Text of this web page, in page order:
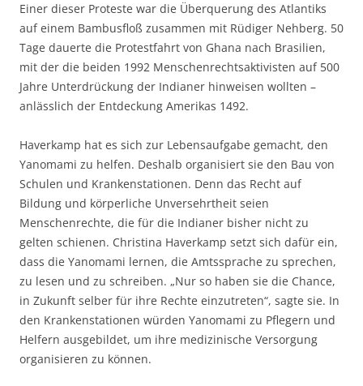
Einer dieser Proteste war die Überquerung des Atlantiks
auf einem Bambusfloß zusammen mit Rüdiger Nehberg. 50
Tage dauerte die Protestfahrt von Ghana nach Brasilien,
mit der die beiden 1992 Menschenrechtsaktivisten auf 500
Jahre Unterdrückung der Indianer hinweisen wollten –
anlässlich der Entdeckung Amerikas 1492.
Haverkamp hat es sich zur Lebensaufgabe gemacht, den
Yanomami zu helfen. Deshalb organisiert sie den Bau von
Schulen und Krankenstationen. Denn das Recht auf
Bildung und körperliche Unversehrtheit seien
Menschenrechte, die für die Indianer bisher nicht zu
gelten schienen. Christina Haverkamp setzt sich dafür ein,
dass die Yanomami lernen, die Amtssprache zu sprechen,
zu lesen und zu schreiben. „Nur so haben sie die Chance,
in Zukunft selber für ihre Rechte einzutreten“, sagte sie. In
den Krankenstationen würden Yanomami zu Pflegern und
Helfern ausgebildet, um ihre medizinische Versorgung
organisieren zu können.